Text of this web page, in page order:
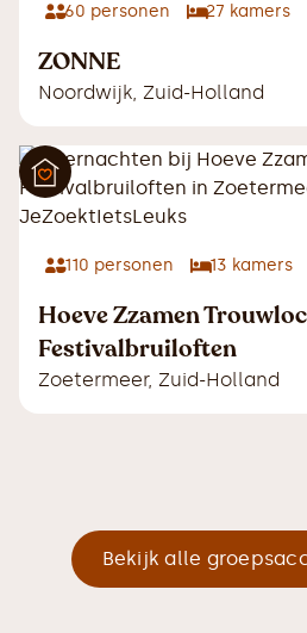
60 personen 27 kamers
ZONNE
Noordwijk, Zuid-Holland
110 personen 13 kamers
Hoeve Zzamen
Festivalbruiloften
Zoetermeer, Zuid-Holland
Bekijk alle